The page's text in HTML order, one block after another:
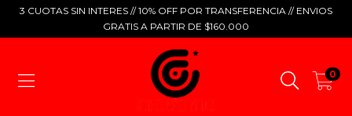
3 CUOTAS SIN INTERES // 10% OFF POR TRANSFERENCIA // ENVIOS
GRATIS A PARTIR DE $160.000
0